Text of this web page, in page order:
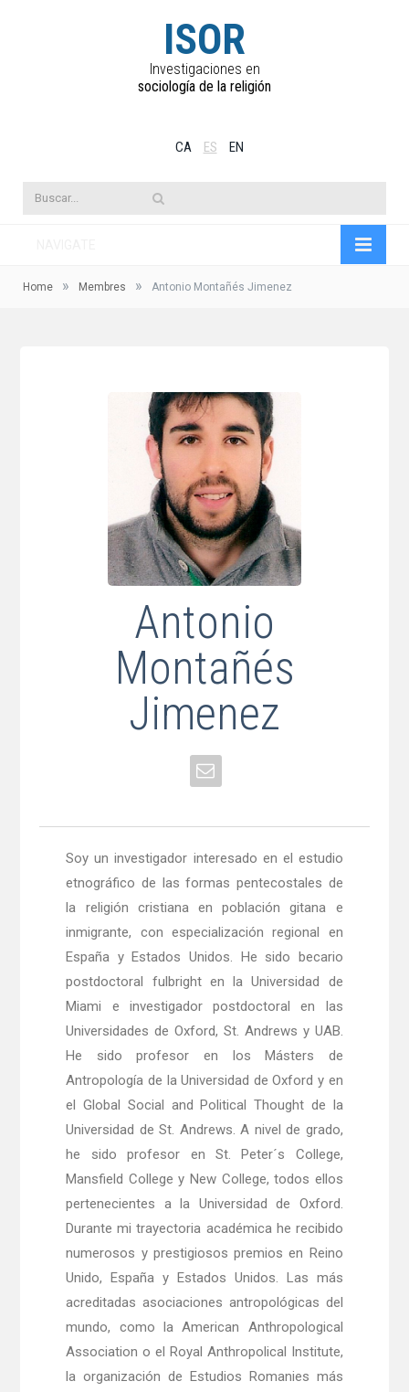
ISOR
Investigaciones en
sociología de la religión
CA ES EN
Home » Membres » Antonio Montañés Jimenez
Antonio
Montañés
Jimenez
Soy un investigador interesado en el estudio
etnográfico de las formas pentecostales de
la religión cristiana en población gitana e
inmigrante, con especialización regional en
España y Estados Unidos. He sido becario
postdoctoral fulbright en la Universidad de
Miami e investigador postdoctoral en las
Universidades de Oxford, St. Andrews y UAB.
He sido profesor en los Másters de
Antropología de la Universidad de Oxford y en
el Global Social and Political Thought de la
Universidad de St. Andrews. A nivel de grado,
he sido profesor en St. Peter´s College,
Mansfield College y New College, todos ellos
pertenecientes a la Universidad de Oxford.
Durante mi trayectoria académica he recibido
numerosos y prestigiosos premios en Reino
Unido, España y Estados Unidos. Las más
acreditadas asociaciones antropológicas del
mundo, como la American Anthropological
Association o el Royal Anthropolical Institute,
la organización de Estudios Romanies más